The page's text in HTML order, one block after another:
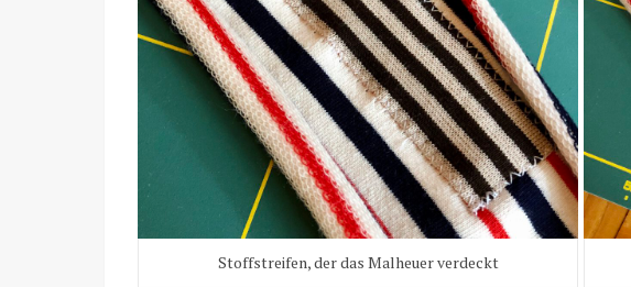
Stoffstreifen, der das Malheuer verdeckt